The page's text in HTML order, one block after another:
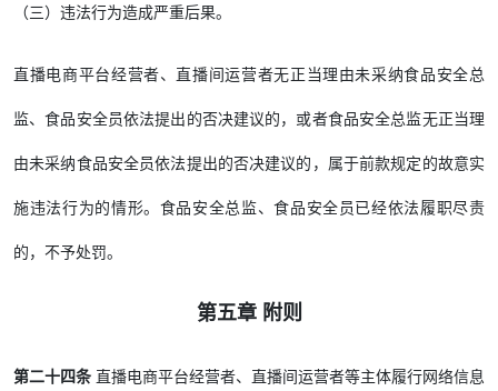
（三）违法行为造成严重后果。
直播电商平台经营者、直播间运营者无正当理由未采纳食品安全总
监、食品安全员依法提出的否决建议的，或者食品安全总监无正当理
由未采纳食品安全员依法提出的否决建议的，属于前款规定的故意实
施违法行为的情形。食品安全总监、食品安全员已经依法履职尽责
的，不予处罚。
第五章 附则
第二十四条 直播电商平台经营者、直播间运营者等主体履行网络信息